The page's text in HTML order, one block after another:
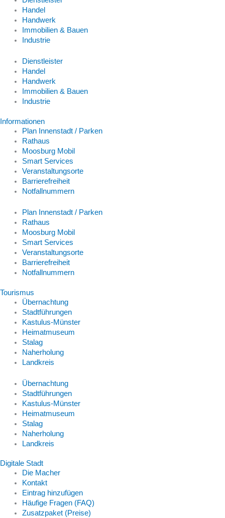
Handel
Handwerk
Immobilien & Bauen
Industrie
Dienstleister
Handel
Handwerk
Immobilien & Bauen
Industrie
Informationen
Plan Innenstadt / Parken
Rathaus
Moosburg Mobil
Smart Services
Veranstaltungsorte
Barrierefreiheit
Notfallnummern
Plan Innenstadt / Parken
Rathaus
Moosburg Mobil
Smart Services
Veranstaltungsorte
Barrierefreiheit
Notfallnummern
Tourismus
Übernachtung
Stadtführungen
Kastulus-Münster
Heimatmuseum
Stalag
Naherholung
Landkreis
Übernachtung
Stadtführungen
Kastulus-Münster
Heimatmuseum
Stalag
Naherholung
Landkreis
Digitale Stadt
Die Macher
Kontakt
Eintrag hinzufügen
Häufige Fragen (FAQ)
Zusatzpaket (Preise)